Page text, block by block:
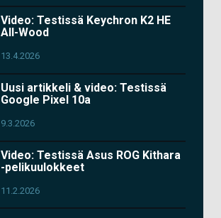
Video: Testissä Keychron K2 HE
All-Wood
13.4.2026
Uusi artikkeli & video: Testissä
Google Pixel 10a
9.3.2026
Video: Testissä Asus ROG Kithara
-pelikuulokkeet
11.2.2026